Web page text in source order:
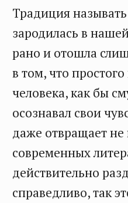
Традиция
зародилась в
рано и отошла
в том, что
человека, как бы
осознавал свои
даже отвращает не
современных
действительно
справедливо, так